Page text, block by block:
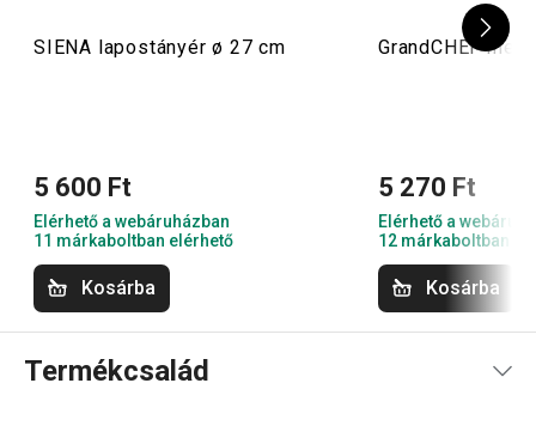
SIENA lapostányér ø 27 cm
5 600 Ft
Elérhető a webáruházban
11 márkaboltban elérhető
Kosárba
GrandCHEF
5 270 Ft
Elérhető a
12 márkaboltban
Kosárba
Termékcsalád